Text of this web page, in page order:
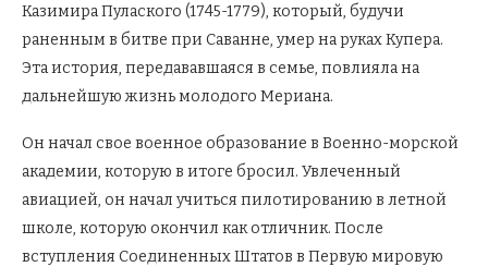
Казимира Пулаского (1745-1779), который, будучи
раненным в битве при Саванне, умер на руках Купера.
Эта история, передававшаяся в семье, повлияла на
дальнейшую жизнь молодого Мериана.
Он начал свое военное образование в Военно-морской
академии, которую в итоге бросил. Увлеченный
авиацией, он начал учиться пилотированию в летной
школе, которую окончил как отличник. После
вступления Соединенных Штатов в Первую мировую